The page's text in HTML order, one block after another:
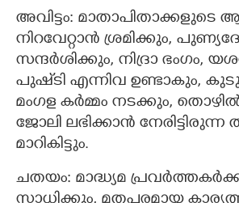
അവിട്ടം: മാതാപിതാക്കളുടെ
നിറവേറ്റാൻ ശ്രമിക്കും,
സന്ദർശിക്കും, നിദ്രാ ഭംഗം,
പുഷ്‌ടി എന്നിവ ഉണ്ടാകും,
മംഗള കർമ്മം നടക്കും,
ജോലി ലഭിക്കാൻ
മാറികിട്ടും.
ചതയം: മാദ്ധ്യമ